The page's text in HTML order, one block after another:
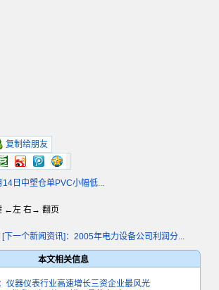
复制给朋友
日中塑仓单PVC小幅低...
←左 右→ 翻页
[下一个新闻资讯]：2005年电力设备公司利润分...
本文相关信息
仪器仪表行业高速增长三资企业最风光